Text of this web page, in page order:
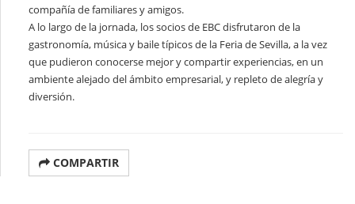
compañía de familiares y amigos.
A lo largo de la jornada, los socios de EBC disfrutaron de la
gastronomía, música y baile típicos de la Feria de Sevilla, a la vez
que pudieron conocerse mejor y compartir experiencias, en un
ambiente alejado del ámbito empresarial, y repleto de alegría y
diversión.
COMPARTIR